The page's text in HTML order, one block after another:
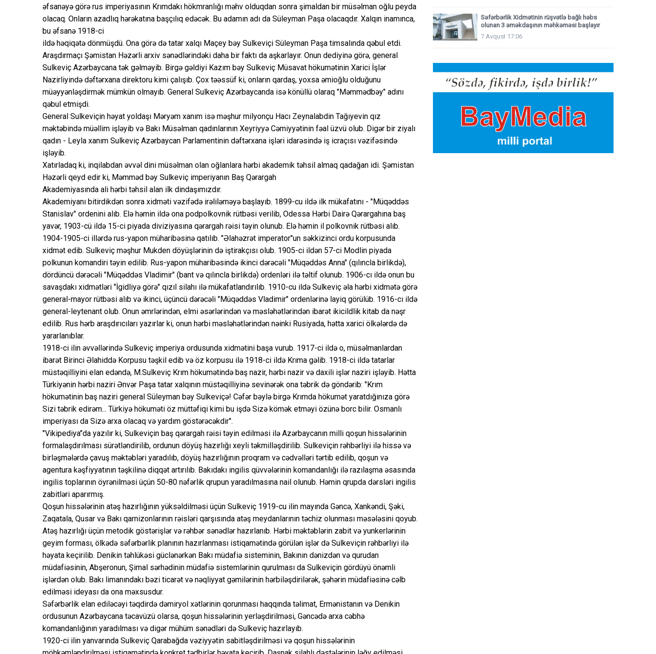
əfsanəyə görə rus imperiyasının Krımdakı hökmranlığı məhv olduqdan sonra şimaldan bir müsəlman oğlu peyda
olacaq. Onların azadlıq hərəkatına başçılıq edəcək. Bu adamın adı da Süleyman Paşa olacaqdır. Xalqın inamınca,
bu əfsanə 1918-ci
ildə həqiqətə dönmüşdü. Ona görə də tatar xalqı Maçey bəy Sulkeviçi Süleyman Paşa timsalında qəbul etdi.
Araşdırmaçı Şəmistan Həzərli arxiv sənədlərindəki daha bir faktı da aşkarlayır. Onun dediyinə görə, general
Sulkeviç Azərbaycana tək gəlməyib. Birgə gəldiyi Kazım bəy Sulkeviç Müsavat hökumətinin Xarici İşlər
Nazirliyində dəftərxana direktoru kimi çalışıb. Çox təəssüf ki, onların qardaş, yoxsa əmioğlu olduğunu
müəyyənləşdirmək mümkün olmayıb. General Sulkeviç Azərbaycanda isə könüllü olaraq "Məmmədbəy" adını
qəbul etmişdi.
General Sulkeviçin həyat yoldaşı Məryəm xanım isə məşhur milyonçu Hacı Zeynalabdin Tağıyevin qız
məktəbində müəllim işləyib və Bakı Müsəlman qadınlarının Xeyriyyə Cəmiyyətinin fəal üzvü olub. Digər bir ziyalı
qadın - Leyla xanım Sulkeviç Azərbaycan Parlamentinin dəftərxana işləri idarəsində iş icraçısı vəzifəsində
işləyib.
Xatırladaq ki, inqilabdan əvvəl dini müsəlman olan oğlanlara hərbi akademik təhsil almaq qadağan idi. Şəmistan
Həzərli qeyd edir ki, Məmməd bəy Sulkeviç imperiyanın Baş Qərargah
Akademiyasında ali hərbi təhsil alan ilk dindaşımızdır.
Akademiyanı bitirdikdən sonra xidməti vəzifədə irəliləməyə başlayıb. 1899-cu ildə ilk mükafatını - "Müqəddəs
Stanislav" ordenini alıb. Elə həmin ildə ona podpolkovnik rütbəsi verilib, Odessa Hərbi Dairə Qərargahına baş
yavər, 1903-cü ildə 15-ci piyada diviziyasına qərargah rəisi təyin olunub. Elə həmin il polkovnik rütbəsi alıb.
1904-1905-ci illərdə rus-yapon müharibəsinə qatılıb. "Əlahəzrət imperator"un səkkizinci ordu korpusunda
xidmət edib. Sulkeviç məşhur Mukden döyüşlərinin də iştirakçısı olub. 1905-ci ildən 57-ci Modlin piyada
polkunun komandiri təyin edilib. Rus-yapon müharibəsində ikinci dərəcəli "Müqəddəs Anna" (qılıncla birlikdə),
dördüncü dərəcəli "Müqəddəs Vladimir" (bant və qılıncla birlikdə) ordenləri ilə təltif olunub. 1906-cı ildə onun bu
savaşdakı xidmətləri "İgidliyə görə" qızıl silahı ilə mükafatlandırılıb. 1910-cu ildə Sulkeviç əla hərbi xidmətə görə
general-mayor rütbəsi alıb və ikinci, üçüncü dərəcəli "Müqəddəs Vladimir" ordenlərinə layiq görülüb. 1916-cı ildə
general-leytenant olub. Onun əmrlərindən, elmi əsərlərindən və məsləhətlərindən ibarət ikicildlik kitab da nəşr
edilib. Rus hərb araşdırıcıları yazırlar ki, onun hərbi məsləhətlərindən nəinki Rusiyada, hətta xarici ölkələrdə də
yararlanıblar.
1918-ci ilin əvvəllərində Sulkeviç imperiya ordusunda xidmətini başa vurub. 1917-ci ildə o, müsəlmanlardan
ibarət Birinci Əlahiddə Korpusu təşkil edib və öz korpusu ilə 1918-ci ildə Krıma gəlib. 1918-ci ildə tatarlar
müstəqilliyini elan edəndə, M.Sulkeviç Krım hökumətində baş nazir, hərbi nazir və daxili işlər naziri işləyib. Hətta
Türkiyənin hərbi naziri Ənvər Paşa tatar xalqının müstəqilliyinə sevinərək ona təbrik də göndərib: "Krım
hökumətinin baş naziri general Süleyman bəy Sulkeviçə! Cəfər bəylə birgə Krımda hökumət yaratdığınıza görə
Sizi təbrik edirəm... Türkiyə hökuməti öz müttəfiqi kimi bu işdə Sizə kömək etməyi özünə borc bilir. Osmanlı
imperiyası da Sizə arxa olacaq və yardım göstərəcəkdir".
"Vikipediya"da yazılır ki, Sulkeviçin baş qərargah rəisi təyin edilməsi ilə Azərbaycanın milli qoşun hissələrinin
formalaşdırılması sürətləndirilib, ordunun döyüş hazırlığı xeyli təkmilləşdirilib. Sulkeviçin rəhbərliyi ilə hissə və
birləşmələrdə çavuş məktəbləri yaradılıb, döyüş hazırlığının proqram və cədvəlləri tərtib edilib, qoşun və
agentura kəşfiyyatının təşkilinə diqqət artırılıb. Bakıdakı ingilis qüvvələrinin komandanlığı ilə razılaşma əsasında
ingilis toplarının öyrənilməsi üçün 50-80 nəfərlik qrupun yaradılmasına nail olunub. Həmin qrupda dərsləri ingilis
zabitləri aparırmış.
Qoşun hissələrinin atəş hazırlığının yüksəldilməsi üçün Sulkeviç 1919-cu ilin mayında Gəncə, Xankəndi, Şəki,
Zaqatala, Qusar və Bakı qarnizonlarının rəisləri qarşısında atəş meydanlarının təchiz olunması məsələsini qoyub.
Atəş hazırlığı üçün metodik göstərişlər və rəhbər sənədlər hazırlanıb. Hərbi məktəblərin zabit və yunkerlərinin
geyim forması, ölkədə səfərbərlik planının hazırlanması istiqamətində görülən işlər də Sulkeviçin rəhbərliyi ilə
həyata keçirilib. Denikin təhlükəsi güclənərkən Bakı müdafiə sisteminin, Bakının dənizdən və qurudan
müdafiəsinin, Abşeronun, Şimal sərhədinin müdafiə sistemlərinin qurulması da Sulkeviçin gördüyü önəmli
işlərdən olub. Bakı limanındakı bəzi ticarət və nəqliyyat gəmilərinin hərbiləşdirilərək, şəhərin müdafiəsinə cəlb
edilməsi ideyası da ona məxsusdur.
Səfərbərlik elan ediləcəyi təqdirdə dəmiryol xətlərinin qorunması haqqında təlimat, Ermənistanın və Denikin
ordusunun Azərbaycana təcavüzü olarsa, qoşun hissələrinin yerləşdirilməsi, Gəncədə arxa cəbhə
komandanlığının yaradılması və digər mühüm sənədləri də Sulkeviç hazırlayıb.
1920-ci ilin yanvarında Sulkeviç Qarabağda vəziyyətin sabitləşdirilməsi və qoşun hissələrinin
Səfərbərlik Xidmətinin rüşvətlə bağlı həbs
olunan 3 əməkdaşının məhkəməsi başlayır
7 Avqust 17:06